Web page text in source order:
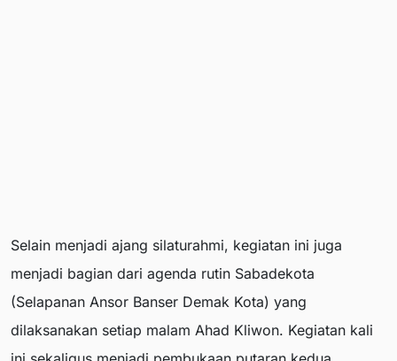
Selain menjadi ajang silaturahmi, kegiatan ini juga
menjadi bagian dari agenda rutin Sabadekota
(Selapanan Ansor Banser Demak Kota) yang
dilaksanakan setiap malam Ahad Kliwon. Kegiatan kali